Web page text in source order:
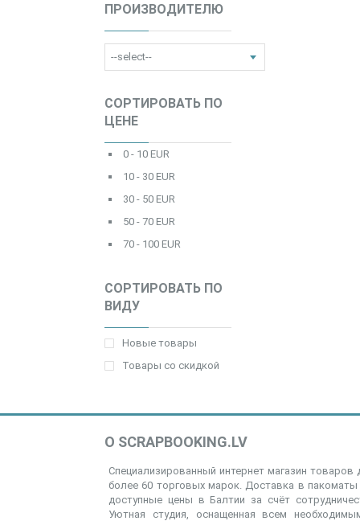
ПРОИЗВОДИТЕЛЮ
СОРТИРОВАТЬ ПО
ЦЕНЕ
0 - 10 EUR
10 - 30 EUR
30 - 50 EUR
50 - 70 EUR
70 - 100 EUR
СОРТИРОВАТЬ ПО
ВИДУ
Новые товары
Товары со скидкой
О SCRAPBOOKING.LV
Специализированный интернет магазин товаров
более 60 торговых марок. Доставка в
доступные цены в Балтии за счёт
Уютная студия, оснащенная всем